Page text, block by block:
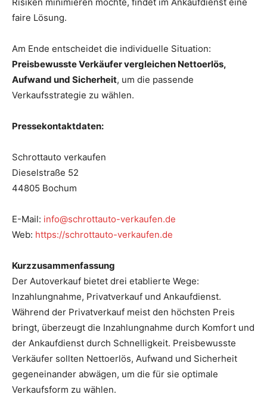
faire Lösung.
Am Ende entscheidet die individuelle Situation:
Preisbewusste Verkäufer vergleichen Nettoerlös,
Aufwand und Sicherheit, um die passende
Verkaufsstrategie zu wählen.
Pressekontaktdaten:
Schrottauto verkaufen
Dieselstraße 52
44805 Bochum
E-Mail: info@schrottauto-verkaufen.de
Web: https://schrottauto-verkaufen.de
Kurzzusammenfassung
Der Autoverkauf bietet drei etablierte Wege:
Inzahlungnahme, Privatverkauf und Ankaufdienst.
Während der Privatverkauf meist den höchsten Preis
bringt, überzeugt die Inzahlungnahme durch Komfort und
der Ankaufdienst durch Schnelligkeit. Preisbewusste
Verkäufer sollten Nettoerlös, Aufwand und Sicherheit
gegeneinander abwägen, um die für sie optimale
Verkaufsform zu wählen.